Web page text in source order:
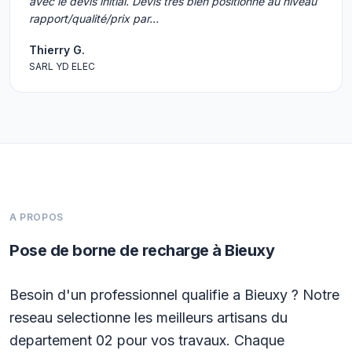
rapport/qualité/prix par…
Thierry G.
SARL YD ELEC
A PROPOS
Pose de borne de recharge à Bieuxy
Besoin d'un professionnel qualifie a Bieuxy ? Notre
reseau selectionne les meilleurs artisans du
departement 02 pour vos travaux. Chaque